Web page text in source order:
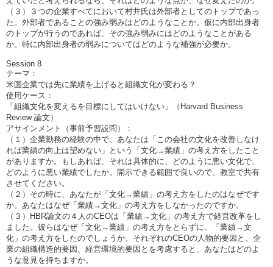
（３）３つの企業すべてにおいて村井氏は外部者としてのトップであっ
た。外部者であることの強み弱みはどのようなことか。仮に内部出身者
のトップが行うのであれば、その強み弱みにはどのようなことがある
か。特に内部出身者の弱みについてはどのような補強が必要か。
Session 8
テーマ：
米国企業では先に業績を上げると組織文化が変わる？
使用ケース：
「組織文化を変えるを目標にしてはいけない」（Harvard Business
Review 論文）
アサインメント（事前予習設問）：
（１）企業勤務の経験の中で、あなたは「この会社の文化を改善しなけ
れば業績の向上は望めない」という「文化→業績」の考え方をしたこと
がありますか。もしあれば、それは具体的に、どのように悪い文化で、
どのように悪い業績でしたか。開示できる範囲で良いので、教室で共有
させてください。
（２）その時に、あなたが「文化→業績」の考え方をしたのはなぜです
か。あなたはなぜ「業績→文化」の考え方をしなかったのですか。
（３）HBR論文の４人のCEOは「業績→文化」の考え方で経営改革をし
ました。彼らはなぜ「文化→業績」の考え方をとらずに、「業績→文
化」の考え方をしたのでしょうか。それぞれのCEOの人物的要因と、企
業の組織構造的要因、経営環境的要因とを考慮すると、あなたはどのよ
うな意見を持ちますか。